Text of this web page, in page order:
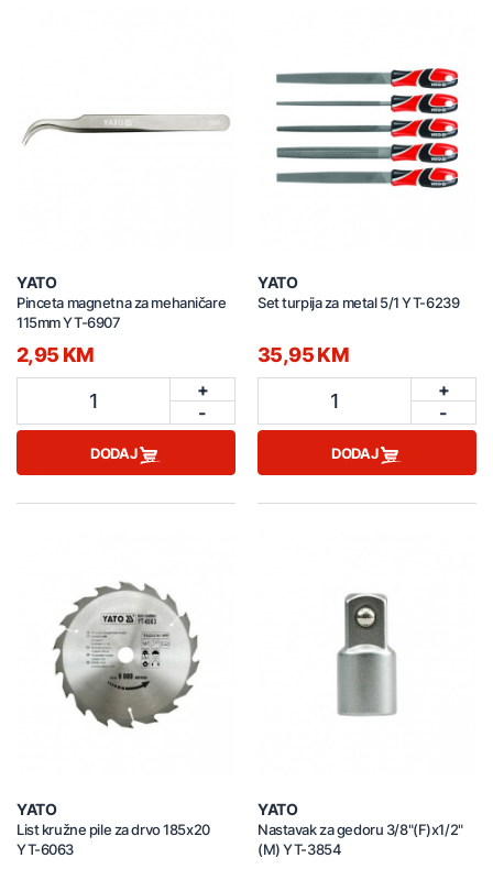
YATO
Pinceta magnetna za mehaničare
115mm YT-6907
2,95 KM
1
+
-
DODAJ
YATO
Set turpija za metal 5/1 YT-6239
35,95 KM
1
+
-
DODAJ
YATO
List kružne pile za drvo 185x20
YT-6063
YATO
Nastavak za gedoru 3/8"(F)x1/2"
(M) YT-3854